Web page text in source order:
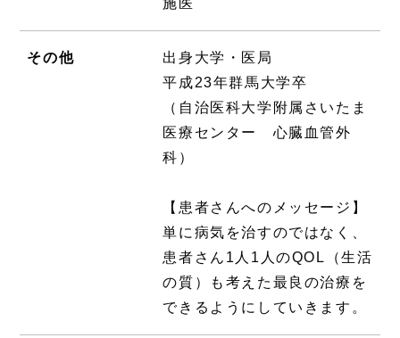
その他
出身大学・医局
平成23年群馬大学卒
（自治医科大学附属さいたま
医療センター 心臓血管外
科）
【患者さんへのメッセージ】
単に病気を治すのではなく、
患者さん1人1人のQOL（生活
の質）も考えた最良の治療を
できるようにしていきます。